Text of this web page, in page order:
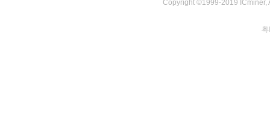
Copyright ©1999-2019 ICminer,